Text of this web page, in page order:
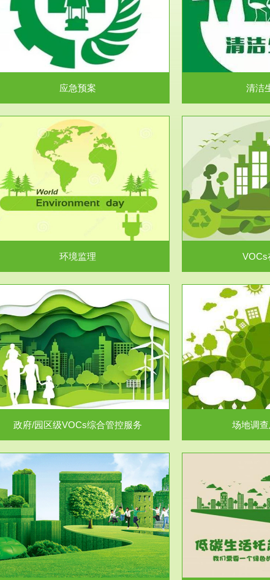
应急预案
清洁生产审核
根据《中华人民共和国清洁生产促进法》、《清
洁生产审核暂行办法...
清洁
安全评价安全评
程、系
环境监理
服务范围
VOCs在线监测
根据《重点区域大气污染防治“十二五”规划》有
机废气净化率达...
VOCs
集团/企
进行VOCs管控，
监测估
政府/园区级VOCs综合管控服务
服务范围
场地调查及风险评估
受政府或企业委托，对于拟关停搬迁和拟变更土
地利用方式或者土地使...
场地调
服务范围
废气处理工程